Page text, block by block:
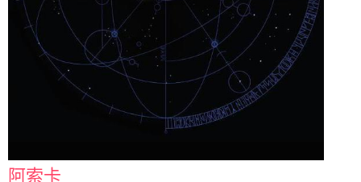
阿索卡